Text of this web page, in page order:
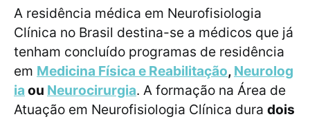
A residência médica em Neurofisiologia
Clínica no Brasil destina-se a médicos que já
tenham concluído programas de residência
em Medicina Física e Reabilitação, Neurolog
ia ou Neurocirurgia. A formação na Área de
Atuação em Neurofisiologia Clínica dura dois